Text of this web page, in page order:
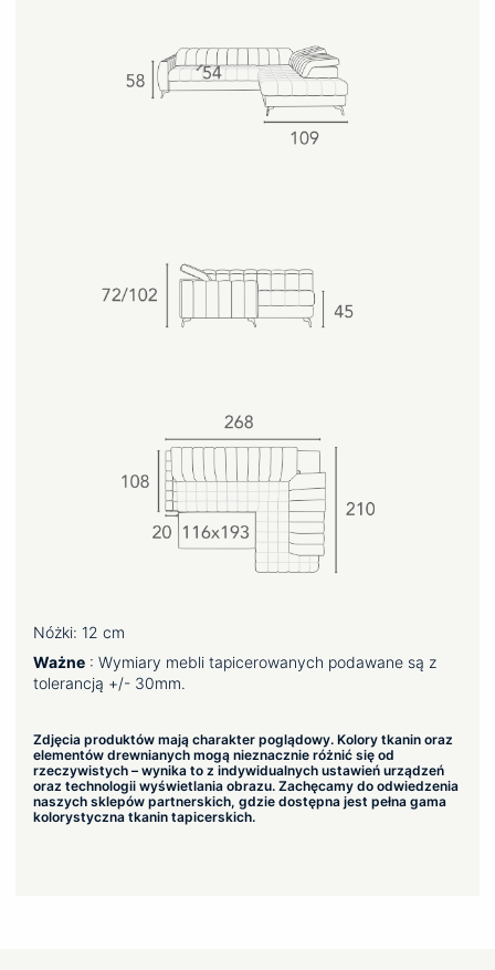
Nóżki: 12 cm
Ważne : Wymiary mebli tapicerowanych podawane są z
tolerancją +/- 30mm.
Zdjęcia produktów mają charakter poglądowy. Kolory tkanin oraz
elementów drewnianych mogą nieznacznie różnić się od
rzeczywistych – wynika to z indywidualnych ustawień urządzeń
oraz technologii wyświetlania obrazu. Zachęcamy do odwiedzenia
naszych sklepów partnerskich, gdzie dostępna jest pełna gama
kolorystyczna tkanin tapicerskich.